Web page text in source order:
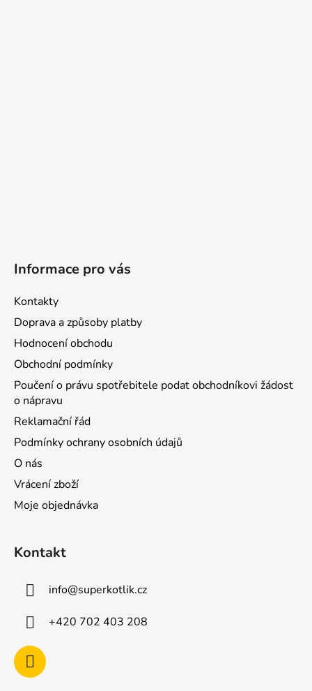
Informace pro vás
Kontakty
Doprava a způsoby platby
Hodnocení obchodu
Obchodní podmínky
Poučení o právu spotřebitele podat obchodníkovi žádost
o nápravu
Reklamační řád
Podmínky ochrany osobních údajů
O nás
Vrácení zboží
Moje objednávka
Kontakt
info@superkotlik.cz
+420 702 403 208